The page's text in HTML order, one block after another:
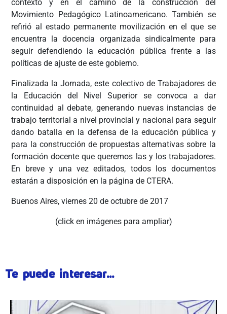
contexto y en el camino de la construcción del
Movimiento Pedagógico Latinoamericano. También se
refirió al estado permanente movilización en el que se
encuentra la docencia organizada sindicalmente para
seguir defendiendo la educación pública frente a las
políticas de ajuste de este gobierno.
Finalizada la Jornada, este colectivo de Trabajadores de
la Educación del Nivel Superior se convoca a dar
continuidad al debate, generando nuevas instancias de
trabajo territorial a nivel provincial y nacional para seguir
dando batalla en la defensa de la educación pública y
para la construcción de propuestas alternativas sobre la
formación docente que queremos las y los trabajadores.
En breve y una vez editados, todos los documentos
estarán a disposición en la página de CTERA.
Buenos Aires, viernes 20 de octubre de 2017
(click en imágenes para ampliar)
Te puede interesar...